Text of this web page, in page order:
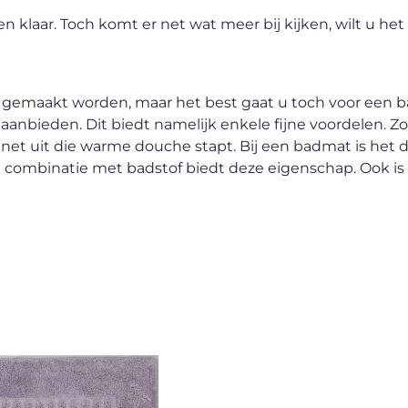
klaar. Toch komt er net wat meer bij kijken, wilt u het
worden, maar het best gaat u toch voor een
Dit biedt namelijk enkele fijne voordelen.
uit die warme douche stapt. Bij een badmat is het
met badstof biedt deze eigenschap. Ook